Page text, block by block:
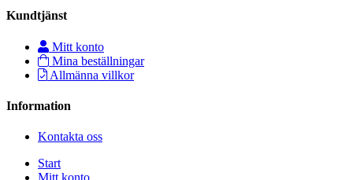
Kundtjänst
Mitt konto
Mina beställningar
Allmänna villkor
Information
Kontakta oss
Start